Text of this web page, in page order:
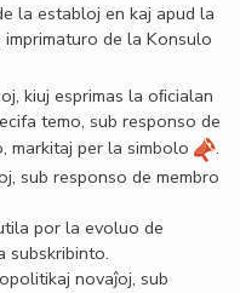
la establoj en kaj apud la
de la Konsulo
kiuj esprimas la oﬁcialan
temo, sub responso de
markitaj per la simbolo
.
sub responso de membro
por la evoluo de
subskribinto.
novaĵoj, sub